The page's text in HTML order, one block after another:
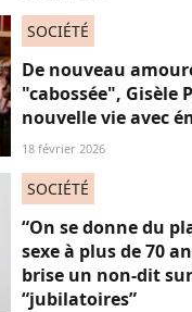
SOCIÉTÉ
De nouveau
"cabossée", Gisèle
nouvelle vie avec
18 février 2026
SOCIÉTÉ
“On se donne du
sexe à plus de 70
brise un non-dit
“jubilatoires”